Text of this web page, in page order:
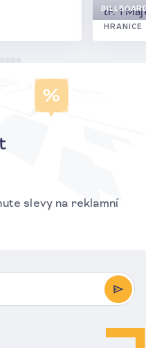
tř. 1
HRANICE
slevy na reklamní